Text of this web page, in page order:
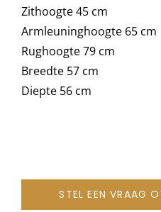
Zithoogte 45 cm
Armleuninghoogte 65 cm
Rughoogte 79 cm
Breedte 57 cm
Diepte 56 cm
STEL EEN VRAAG